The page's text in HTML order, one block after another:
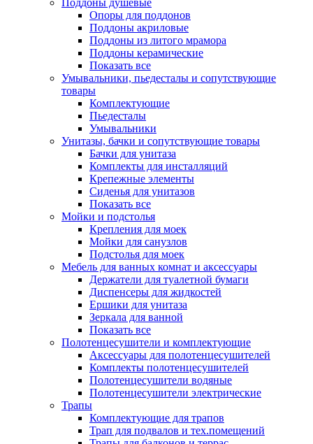
Поддоны душевые
Опоры для поддонов
Поддоны акриловые
Поддоны из литого мрамора
Поддоны керамические
Показать все
Умывальники, пьедесталы и сопутствующие
товары
Комплектующие
Пьедесталы
Умывальники
Унитазы, бачки и сопутствующие товары
Бачки для унитаза
Комплекты для инсталляций
Крепежные элементы
Сиденья для унитазов
Показать все
Мойки и подстолья
Крепления для моек
Мойки для санузлов
Подстолья для моек
Мебель для ванных комнат и аксессуары
Держатели для туалетной бумаги
Диспенсеры для жидкостей
Ершики для унитаза
Зеркала для ванной
Показать все
Полотенцесушители и комплектующие
Аксессуары для полотенцесушителей
Комплекты полотенцесушителей
Полотенцесушители водяные
Полотенцесушители электрические
Трапы
Комплектующие для трапов
Трап для подвалов и тех.помещений